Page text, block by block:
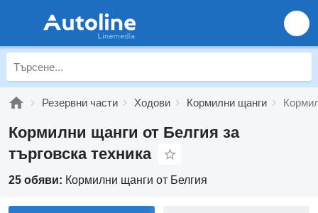
Резервни части Ходови Кормилни щанги
Кормилни щанги от Белгия за
търговска техника
25 обяви: Кормилни щанги от Белгия